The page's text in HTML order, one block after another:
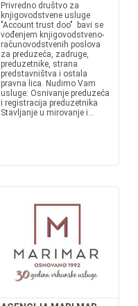
Privredno društvo za
knjigovodstvene usluge
"Account trust doo" bavi se
vođenjem knjigovodstveno-
računovodstvenih poslova
za preduzeća, zadruge,
preduzetnike, strana
predstavništva i ostala
pravna lica. Nudimo Vam
usluge: Osnivanje preduzeća
i registracija preduzetnika
Stavljanje u mirovanje i...